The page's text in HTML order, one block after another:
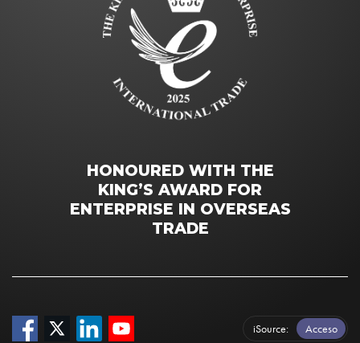
HONOURED WITH THE
KING’S AWARD FOR
ENTERPRISE IN OVERSEAS
TRADE
iSource Acceso